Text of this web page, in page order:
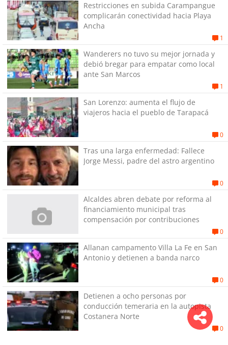
Restricciones en subida Carampangue
complicarán conectividad hacia Playa
Ancha
1
Wanderers no tuvo su mejor jornada y
debió bregar para empatar como local
ante San Marcos
1
San Lorenzo: aumenta el flujo de
viajeros hacia el pueblo de Tarapacá
0
Tras una larga enfermedad: Fallece
Jorge Messi, padre del astro argentino
0
Alcaldes abren debate por reforma al
financiamiento municipal tras
compensación por contribuciones
0
Allanan campamento Villa La Fe en San
Antonio y detienen a banda narco
0
Detienen a ocho personas por
conducción temeraria en la autopista
Costanera Norte
0